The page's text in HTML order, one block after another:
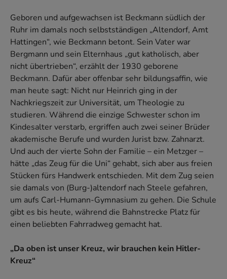
Geboren und aufgewachsen ist Beckmann südlich der
Ruhr im damals noch selbstständigen „Altendorf, Amt
Hattingen“, wie Beckmann betont. Sein Vater war
Bergmann und sein Elternhaus „gut katholisch, aber
nicht übertrieben“, erzählt der 1930 geborene
Beckmann. Dafür aber offenbar sehr bildungsaffin, wie
man heute sagt: Nicht nur Heinrich ging in der
Nachkriegszeit zur Universität, um Theologie zu
studieren. Während die einzige Schwester schon im
Kindesalter verstarb, ergriffen auch zwei seiner Brüder
akademische Berufe und wurden Jurist bzw. Zahnarzt.
Und auch der vierte Sohn der Familie – ein Metzger –
hätte „das Zeug für die Uni“ gehabt, sich aber aus freien
Stücken fürs Handwerk entschieden. Mit dem Zug seien
sie damals von (Burg-)altendorf nach Steele gefahren,
um aufs Carl-Humann-Gymnasium zu gehen. Die Schule
gibt es bis heute, während die Bahnstrecke Platz für
einen beliebten Fahrradweg gemacht hat.
„Da oben ist unser Kreuz, wir brauchen kein Hitler-
Kreuz“